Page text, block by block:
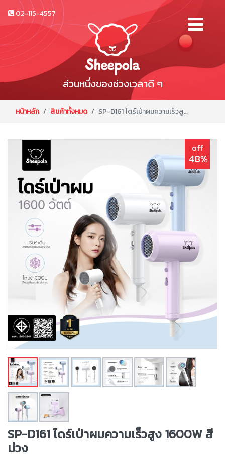
02-115-4557
ส่วนหนึ่งของช่วงเวลาดี ๆ
หน้าหลัก สินค้าทั้งหมด SP-D161 ไดร์เป่าผมความเร็วสูง 1600W สีม่วง
off
48%
SP-D161 ไดร์เป่าผมความเร็วสูง 1600W สี
ม่วง